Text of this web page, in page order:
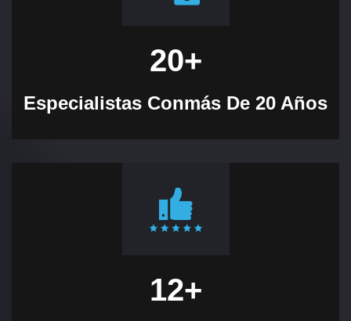
20+
Especialistas ConMás De 20 Años
12+